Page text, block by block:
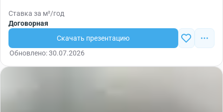
Ставка за м²/год
Договорная
Скачать презентацию
Обновлено: 30.07.2026